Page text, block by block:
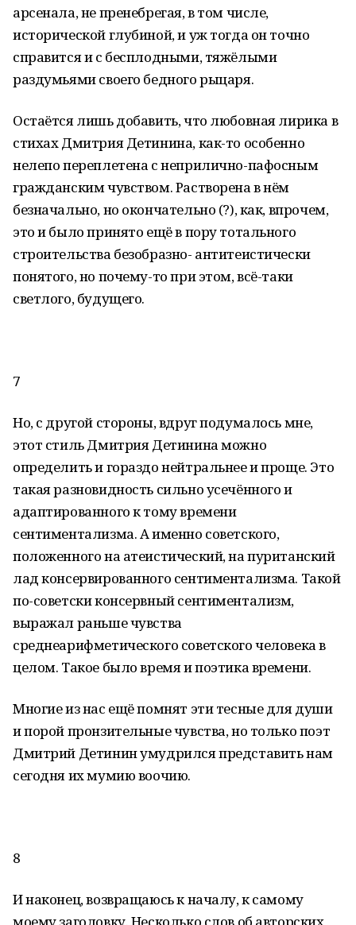
арсенала, не пренебрегая, в том числе,
исторической глубиной, и уж тогда он точно
справится и с бесплодными, тяжёлыми
раздумьями своего бедного рыцаря.
Остаётся лишь добавить, что любовная лирика в
стихах Дмитрия Детинина, как-то особенно
нелепо переплетена с неприлично-пафосным
гражданским чувством. Растворена в нём
безначально, но окончательно (?), как, впрочем,
это и было принято ещё в пору тотального
строительства безобразно- антитеистически
понятого, но почему-то при этом, всё-таки
светлого, будущего.
7
Но, с другой стороны, вдруг подумалось мне,
этот стиль Дмитрия Детинина можно
определить и гораздо нейтральнее и проще. Это
такая разновидность сильно усечённого и
адаптированного к тому времени
сентиментализма. А именно советского,
положенного на атеистический, на пуританский
лад консервированного сентиментализма. Такой
по-советски консервный сентиментализм,
выражал раньше чувства
среднеарифметического советского человека в
целом. Такое было время и поэтика времени.
Многие из нас ещё помнят эти тесные для души
и порой пронзительные чувства, но только поэт
Дмитрий Детинин умудрился представить нам
сегодня их мумию воочию.
8
И наконец, возвращаюсь к началу, к самому